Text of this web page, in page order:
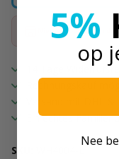
Niet op voorraad in de
14 Tage
Rechnungskauf
Versand mit DHL &
Ein echtes
SKU:
5%
op
Nee